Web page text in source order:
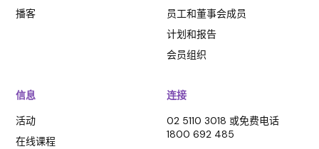
播客
员工和董事会成员
计划和报告
会员组织
信息
活动
在线课程
连接
02 5110 3018 或免费电话
1800 692 485